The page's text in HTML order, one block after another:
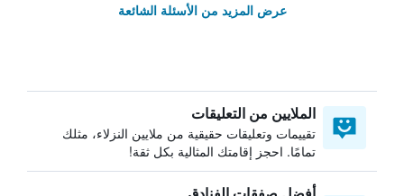
عرض المزيد من الأسئلة الشائعة
الملايين من التعليقات
تقييمات وتعليقات حقيقية من ملايين النزلاء، مثلك
تمامًا. احجز إقامتك المثالية بكل ثقة!